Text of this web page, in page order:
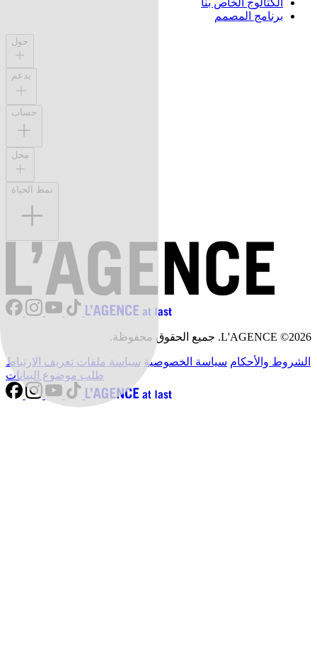
الكتالوج الخاص بنا
برنامج المصمم
حول
يدعم
حساب
محل
نمط الحياة
L'AGENCE ©2026. جميع الحقوق محفوظة.
الشروط والأحكام سياسة الخصوصية سياسة ملفات تعريف الارتباط
طلب موضوع البيانات